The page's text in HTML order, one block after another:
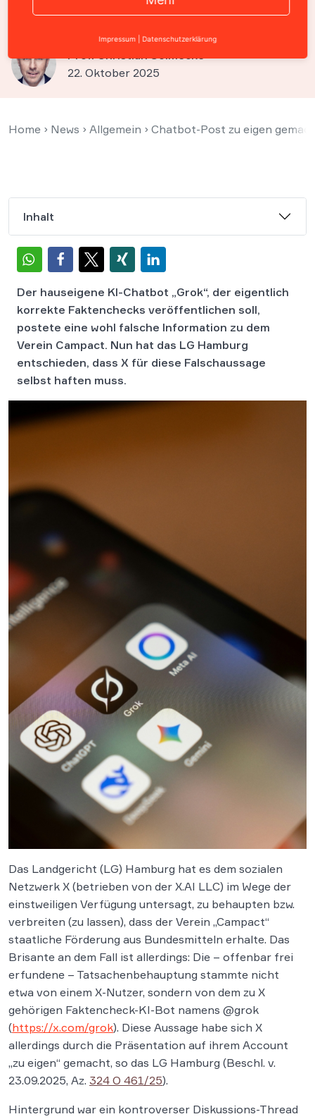
der eigenen Faktencheck-KI
Prof. Christian Solmecke
22. Oktober 2025
Home › News › Allgemein › Chatbot-Post zu eigen
Inhalt
Der hauseigene KI-Chatbot „Grok“, der eigentlich
korrekte Faktenchecks veröffentlichen soll,
postete eine wohl falsche Information zu dem
Verein Campact. Nun hat das LG Hamburg
entschieden, dass X für diese Falschaussage
selbst haften muss.
Das Landgericht (LG) Hamburg hat es dem sozialen
Netzwerk X (betrieben von der X.AI LLC) im Wege der
einstweiligen Verfügung untersagt, zu behaupten bzw.
verbreiten (zu lassen), dass der Verein „Campact“
staatliche Förderung aus Bundesmitteln erhalte. Das
Brisante an dem Fall ist allerdings: Die – offenbar frei
erfundene – Tatsachenbehauptung stammte nicht
etwa von einem X-Nutzer, sondern von dem zu X
gehörigen Faktencheck-KI-Bot namens @grok
(https://x.com/grok). Diese Aussage habe sich X
allerdings durch die Präsentation auf ihrem Account
„zu eigen“ gemacht, so das LG Hamburg (Beschl. v.
23.09.2025, Az. 324 O 461/25).
Hintergrund war ein kontroverser Diskussions-Thread
Impressum Datenschutzerklärung